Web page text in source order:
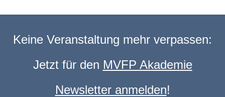
Keine Veranstaltung mehr verpassen:
Jetzt für den MVFP Akademie
Newsletter anmelden!